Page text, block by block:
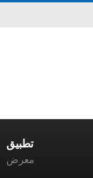
تطبيق
معرض